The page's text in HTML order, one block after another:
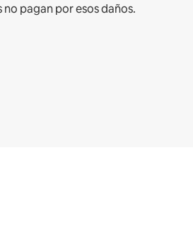
pagan por esos daños.